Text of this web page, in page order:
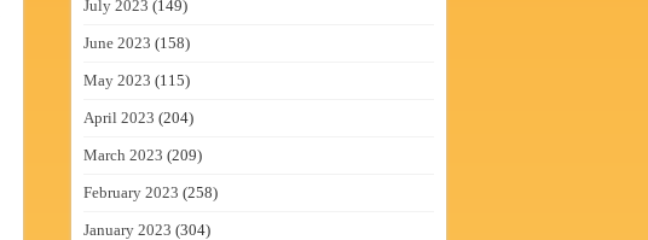
July 2023 (149)
June 2023 (158)
May 2023 (115)
April 2023 (204)
March 2023 (209)
February 2023 (258)
January 2023 (304)